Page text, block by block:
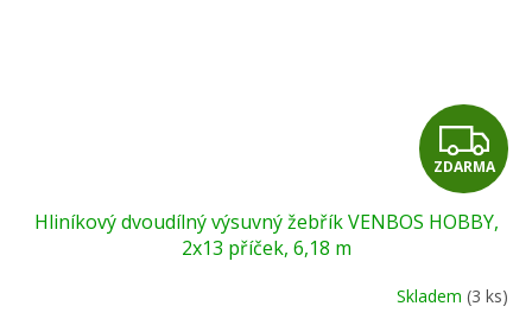
Z
D
A
R
ZDARMA
Hliníkový dvoudílný výsuvný žebřík VENBOS HOBBY,
2x13 příček, 6,18 m
Skladem (3 ks)